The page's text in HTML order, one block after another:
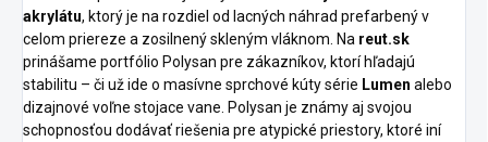
akrylátu, ktorý je na rozdiel od lacných náhrad prefarbený v
celom priereze a zosilnený skleným vláknom. Na reut.sk
prinášame portfólio Polysan pre zákazníkov, ktorí hľadajú
stabilitu – či už ide o masívne sprchové kúty série Lumen alebo
dizajnové voľne stojace vane. Polysan je známy aj svojou
schopnosťou dodávať riešenia pre atypické priestory, ktoré iní